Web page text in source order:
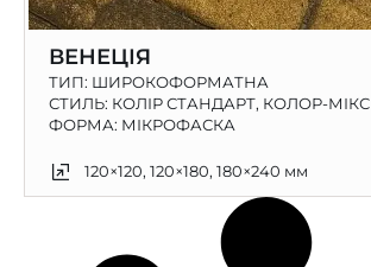
ВЕНЕЦІЯ
ТИП: ШИРОКОФОРМАТНА
СТИЛЬ: КОЛІР СТАНДАРТ, КОЛОР-МІКС
ФОРМА: МІКРОФАСКА
120×120, 120×180, 180×240 мм